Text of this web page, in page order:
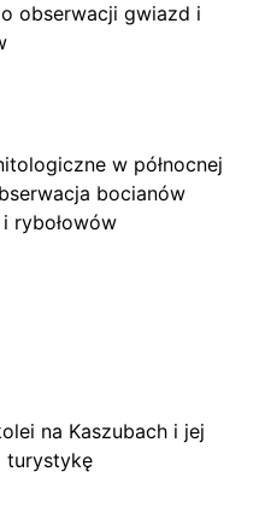
obserwacji gwiazd i
w północnej
bocianów
rybołowów
na Kaszubach i jej
turystykę